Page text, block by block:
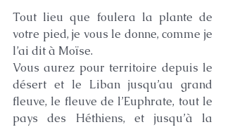
Tout lieu que foulera la plante de
votre pied, je vous le donne, comme je
l’ai dit à Moïse.
Vous aurez pour territoire depuis le
désert et le Liban jusqu’au grand
fleuve, le fleuve de l’Euphrate, tout le
pays des Héthiens, et jusqu’à la